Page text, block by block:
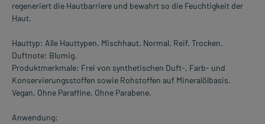
regeneriert die Hautbarriere und bewahrt so die Feuchtigkeit der
Haut.
Hauttyp: Alle Hauttypen. Mischhaut. Normal. Reif. Trocken.
Duftnote: Blumig.
Produktmerkmale: Frei von synthetischen Duft-, Farb- und
Konservierungsstoffen sowie Rohstoffen auf Mineralölbasis.
Vegan. Ohne Paraffine. Ohne Parabene.
Anwendung: